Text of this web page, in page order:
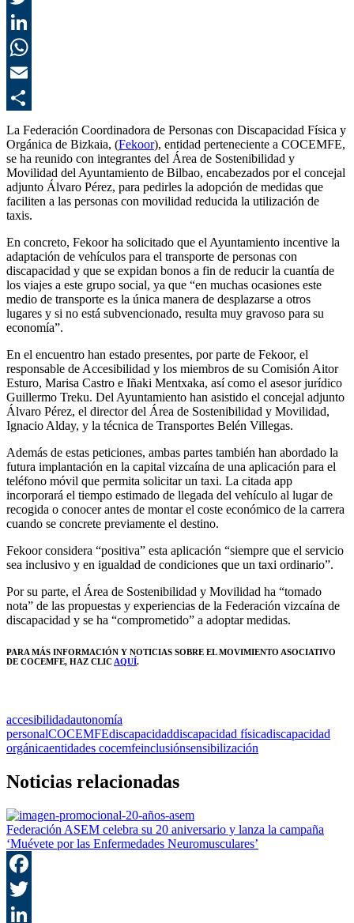
La Federación Coordinadora de Personas con Discapacidad Física y
Orgánica de Bizkaia, (Fekoor), entidad perteneciente a COCEMFE,
se ha reunido con integrantes del Área de Sostenibilidad y
Movilidad del Ayuntamiento de Bilbao, encabezados por el concejal
adjunto Álvaro Pérez, para pedirles la adopción de medidas que
faciliten a las personas con movilidad reducida la utilización de
taxis.
En concreto, Fekoor ha solicitado que el Ayuntamiento incentive la
adaptación de vehículos para el transporte de personas con
discapacidad y que se expidan bonos a fin de reducir la cuantía de
los viajes a este grupo social, ya que “en muchas ocasiones este
medio de transporte es la única manera de desplazarse a otros
lugares y si no está subvencionado, resulta muy gravoso para su
economía”.
En el encuentro han estado presentes, por parte de Fekoor, el
responsable de Accesibilidad y los miembros de su Comisión Aitor
Esturo, Marisa Castro e Iñaki Mentxaka, así como el asesor jurídico
Guillermo Treku. Del Ayuntamiento han asistido el concejal adjunto
Álvaro Pérez, el director del Área de Sostenibilidad y Movilidad,
Ignacio Alday, y la técnica de Transportes Belén Villegas.
Además de estas peticiones, ambas partes también han abordado la
futura implantación en la capital vizcaína de una aplicación para el
teléfono móvil que permita solicitar un taxi. La citada app
incorporará el tiempo estimado de llegada del vehículo al lugar de
recogida o conocer antes de montar el coste económico de la carrera
cuando se concrete previamente el destino.
Fekoor considera “positiva” esta aplicación “siempre que el servicio
sea inclusivo y en igualdad de condiciones que un taxi ordinario”.
Por su parte, el Área de Sostenibilidad y Movilidad ha “tomado
nota” de las propuestas y experiencias de la Federación vizcaína de
discapacidad y se ha “comprometido” a adoptar medidas.
PARA MÁS INFORMACIÓN Y NOTICIAS SOBRE EL MOVIMIENTO ASOCIATIVO
DE COCEMFE, HAZ CLIC AQUÍ.
accesibilidadautonomía
personalCOCEMFEdiscapacidaddiscapacidad físicadiscapacidad
orgánicaentidades cocemfeinclusiónsensibilización
Noticias relacionadas
Federación ASEM celebra su 20 aniversario y lanza la campaña
‘Muévete por las Enfermedades Neuromusculares’